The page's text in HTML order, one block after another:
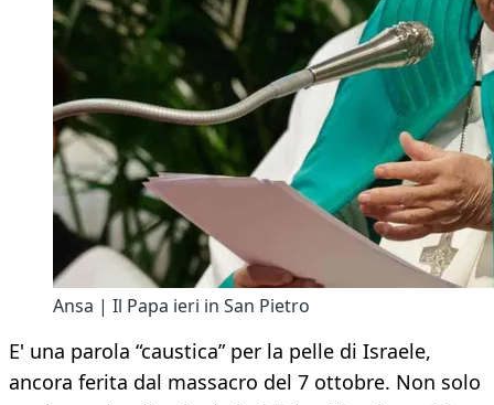
Ansa | Il Papa ieri in San Pietro
E' una parola “caustica” per la pelle di Israele,
ancora ferita dal massacro del 7 ottobre. Non solo